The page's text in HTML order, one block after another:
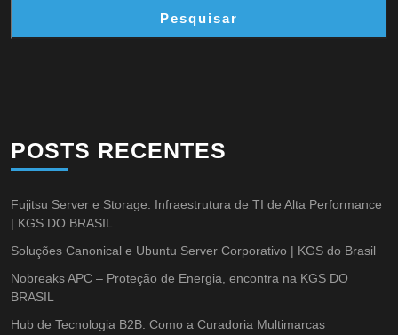
Pesquisar
POSTS RECENTES
Fujitsu Server e Storage: Infraestrutura de TI de Alta Performance
| KGS DO BRASIL
Soluções Canonical e Ubuntu Server Corporativo | KGS do Brasil
Nobreaks APC – Proteção de Energia, encontra na KGS DO
BRASIL
Hub de Tecnologia B2B: Como a Curadoria Multimarcas